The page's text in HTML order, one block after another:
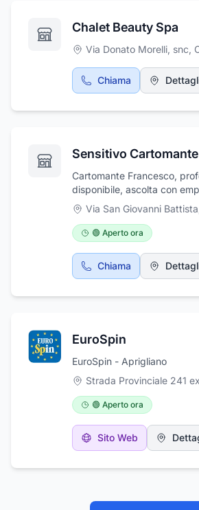
Chalet Beauty Spa
Via Donato Morelli, snc,
Chiama
Cartomante Francesco,
disponibile, ascolta con
risposte chiare e sincere. Un
riferimento affidabile
Via San Giovanni
🟢 Aperto ora
Chiama
EuroSpin
EuroSpin - Aprigliano
🟢 Aperto ora
Sito Web